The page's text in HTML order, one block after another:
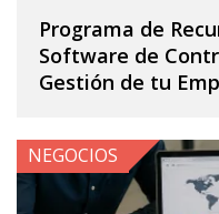
Programa de
Software de
Gestión de tu
NEGOCIOS